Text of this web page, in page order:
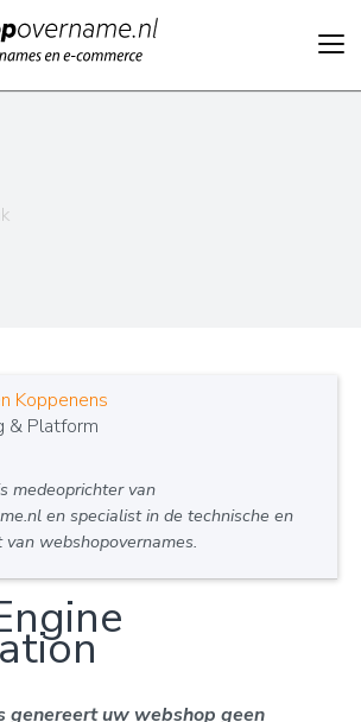
Koppenens
& Platform
medeoprichter van
en specialist in de technische en
webshopovernames.
genereert uw webshop geen